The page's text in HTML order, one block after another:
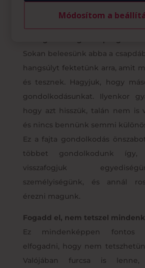
Sokan beleesünk abba a
hangsúlyt fektetünk arra, amit
és tesznek. Hagyjuk, hogy
gondolkodásunkat. Ilyenkor
hogy azt hisszük, talán nem is
és nincs bennünk semmi
Ez a fajta gondolkodás
többet gondolkodunk így,
visszafogjuk
személyiségünk, és annál
érezni magunk.
Fogadd el, nem tetszel
Ez mindenképpen fontos
elfogadni, hogy nem
Valójában furcsa is
Módosítom a